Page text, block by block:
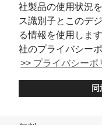
社製品の使用状況
ス識別子とこのデ
る情報を使用しま
社のプライバシー
>> プライバシーポ
9:00～17:00
おみくじ
9:00～17:00
拝観料